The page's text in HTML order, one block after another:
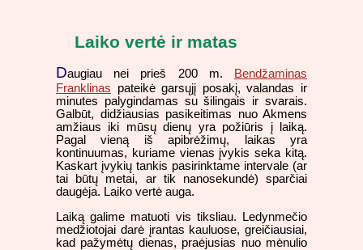
Laiko vertė ir matas
Daugiau nei prieš 200 m.
Bendžaminas
Franklinas pateikė garsųjį posakį, valandas ir
minutes palygindamas su šilingais ir svarais.
Galbūt, didžiausias pasikeitimas nuo Akmens
amžiaus iki mūsų dienų yra požiūris į laiką.
Pagal vieną iš apibrėžimų, laikas yra
kontinuumas, kuriame vienas įvykis seka kitą.
Kaskart įvykių tankis pasirinktame intervale (ar
tai būtų metai, ar tik nanosekundė) sparčiai
daugėja. Laiko vertė auga.
Laiką galime matuoti vis tiksliau. Ledynmečio
medžiotojai darė įrantas kauluose, greičiausiai,
kad pažymėtų dienas, praėjusias nuo mėnulio